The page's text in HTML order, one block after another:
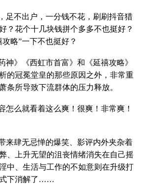
足不出户，一分钱不花，刷刷抖音猎
？花个十几块钱拼个多多不也挺好？
略”一下不也挺好？
神》《西虹市首富》和《延禧攻略》
的冠冕堂皇的那些原因之外，非常重
条所导致下流群体的压力释放。
怎么就看着这么爽！很爽！非常爽！
来肆无忌惮的爆笑、影评内外夹杂着
、上升无望的沮丧情绪消失在自己摇
中、生活与工作的不如意则在升级打
式下消解了……